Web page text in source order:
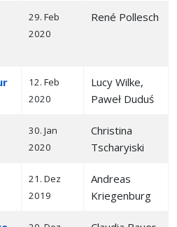
29. Feb
2020
René Pollesch
12. Feb
2020
Lucy Wilke,
Paweł Duduś
30. Jan
2020
Christina
Tscharyiski
21. Dez
2019
Andreas
Kriegenburg